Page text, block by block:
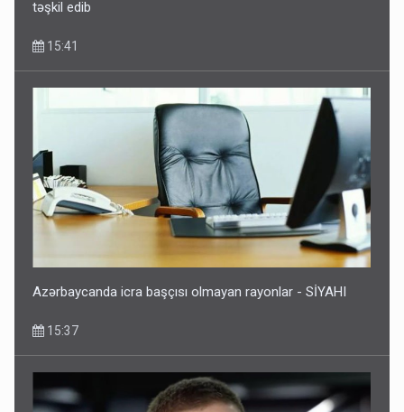
təşkil edib
15:41
Azərbaycanda icra başçısı olmayan rayonlar - SİYAHI
15:37